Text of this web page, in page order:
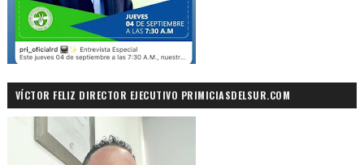
VÍCTOR FELIZ DIRECTOR EJECUTIVO PRIMICIASDELSUR.COM